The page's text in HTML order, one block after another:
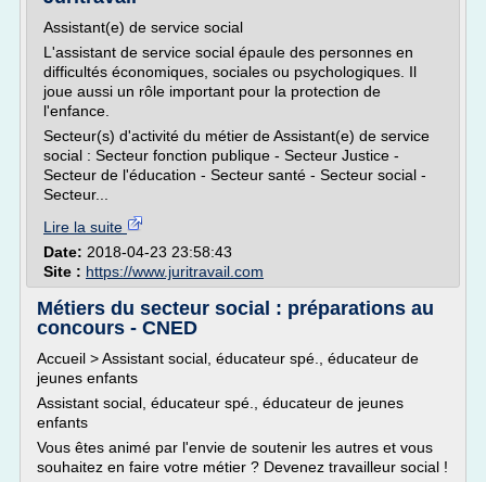
Assistant(e) de service social
L'assistant de service social épaule des personnes en
difficultés économiques, sociales ou psychologiques. Il
joue aussi un rôle important pour la protection de
l'enfance.
Secteur(s) d'activité du métier de Assistant(e) de service
social : Secteur fonction publique - Secteur Justice -
Secteur de l'éducation - Secteur santé - Secteur social -
Secteur...
Lire la suite
Date: 2018-04-23 23:58:43
Site : https://www.juritravail.com
Métiers du secteur social : préparations au
concours - CNED
Accueil > Assistant social, éducateur spé., éducateur de
jeunes enfants
Assistant social, éducateur spé., éducateur de jeunes
enfants
Vous êtes animé par l'envie de soutenir les autres et vous
souhaitez en faire votre métier ? Devenez travailleur social !